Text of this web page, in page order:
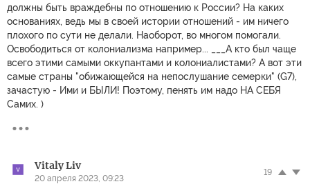
должны быть враждебны по отношению к России? На каких
основаниях, ведь мы в своей истории отношений - им ничего
плохого по сути не делали. Наоборот, во многом помогали.
Освободиться от колониализма например... ___А кто был чаще
всего этими самыми оккупантами и колониалистами? А вот эти
самые страны "обижающейся на непослушание семерки" (G7),
зачастую - Ими и БЫЛИ! Поэтому, пенять им надо НА СЕБЯ
Самих. )
Vitaly Liv
20 апреля 2023, 09:23
19